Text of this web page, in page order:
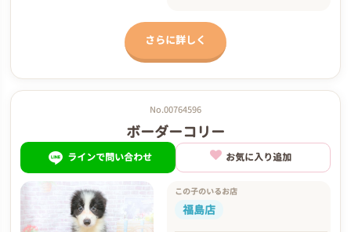
さらに詳しく
No.00764596
ボーダーコリー
ラインで問い合わせ お気に入り追加
この子のいるお店
福島店